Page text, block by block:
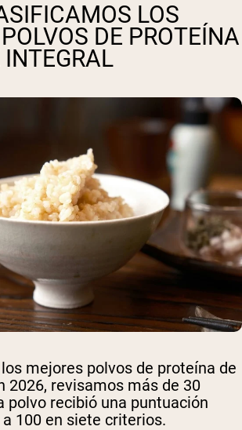
LOS
DE PROTEÍNA
INTEGRAL
mejores polvos de proteína de
2026, revisamos más de 30
polvo recibió una puntuación
100 en siete criterios.